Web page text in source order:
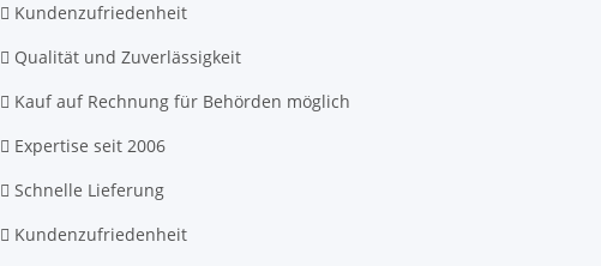
Kundenzufriedenheit
Qualität und Zuverlässigkeit
Kauf auf Rechnung für Behörden möglich
Expertise seit 2006
Schnelle Lieferung
Kundenzufriedenheit